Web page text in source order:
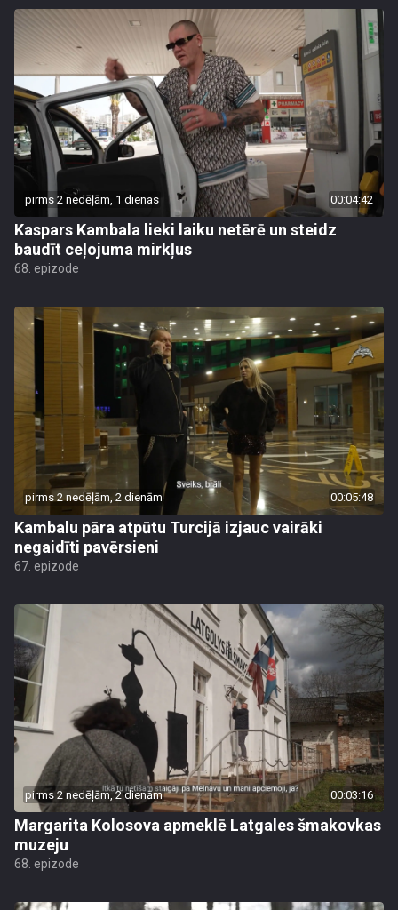
pirms 2 nedēļām, 1 dienas 00:04:42
Kaspars Kambala lieki laiku netērē un steidz
baudīt ceļojuma mirkļus
68. epizode
pirms 2 nedēļām, 2 dienām 00:05:48
Kambalu pāra atpūtu Turcijā izjauc vairāki
negaidīti pavērsieni
67. epizode
pirms 2 nedēļām, 2 dienām 00:03:16
Margarita Kolosova apmeklē Latgales šmakovkas
muzeju
68. epizode